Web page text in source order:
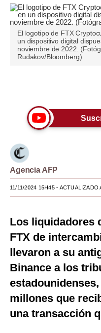
Editorial
Blogs
Viajes
Moda
Estilos
Mundo
EEUU
España
Tecnología
Club del Suscriptor
Mix
El logotipo de FTX
un dispositivo digital
noviembre de 2022.
Rudakov/Bloomberg)
Agencia AFP
11/11/2024 15H45- ACTUALIZADO
Los liquidadores
FTX de
llevaron a su
Binance a los
millones que
una transacción